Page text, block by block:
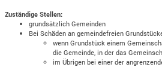
Zuständige Stellen:
grundsätzlich Gemeinden
Bei Schäden an gemeindefreien
wenn Grundstück einem
die Gemeinde, in der das
im Übrigen bei einer der